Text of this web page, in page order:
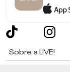
Sobre a LIVE!